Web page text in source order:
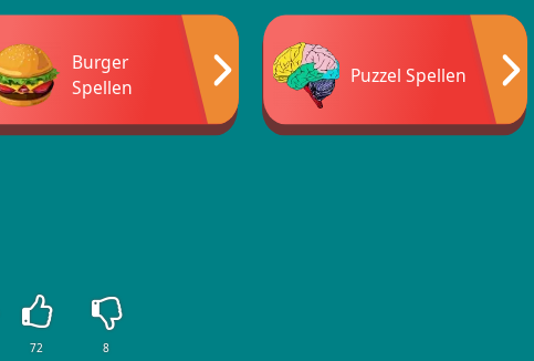
Burger
Spellen
Puzzel Spellen
72 8